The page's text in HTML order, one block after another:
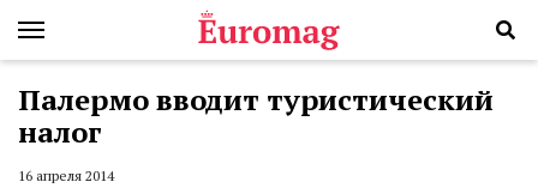
Палермо вводит туристический
налог
16 апреля 2014